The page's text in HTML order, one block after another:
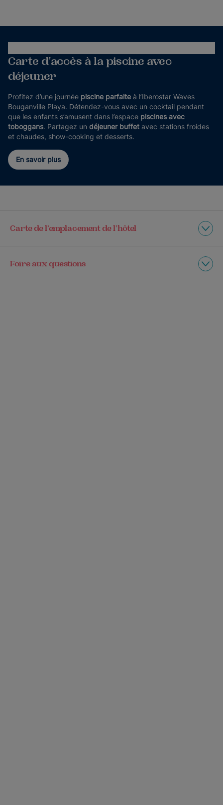
Carte d'accès à la piscine avec
déjeuner
Profitez d’une journée piscine parfaite à l’Iberostar Waves
Bouganville Playa. Détendez-vous avec un cocktail pendant
que les enfants s’amusent dans l’espace piscines avec
toboggans. Partagez un déjeuner buffet avec stations froides
et chaudes, show-cooking et desserts.
En savoir plus
Carte de l’emplacement de l’hôtel
Foire aux questions